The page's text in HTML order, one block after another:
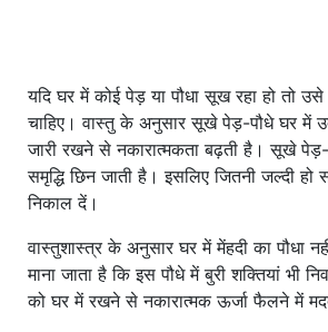
यदि घर में कोई पेड़ या पौधा सूख रहा हो तो
चाहिए। वास्तु के अनुसार सूखे पेड़-पौधे घर में
जारी रखने से नकारात्मकता बढ़ती है। सूखे
समृद्धि छिन जाती है। इसलिए जितनी जल्दी
निकाल दें।
वास्तुशास्त्र के अनुसार घर में मेंहदी का पौधा
माना जाता है कि इस पौधे में बुरी शक्तियां भी
को घर में रखने से नकारात्मक ऊर्जा फैलने में